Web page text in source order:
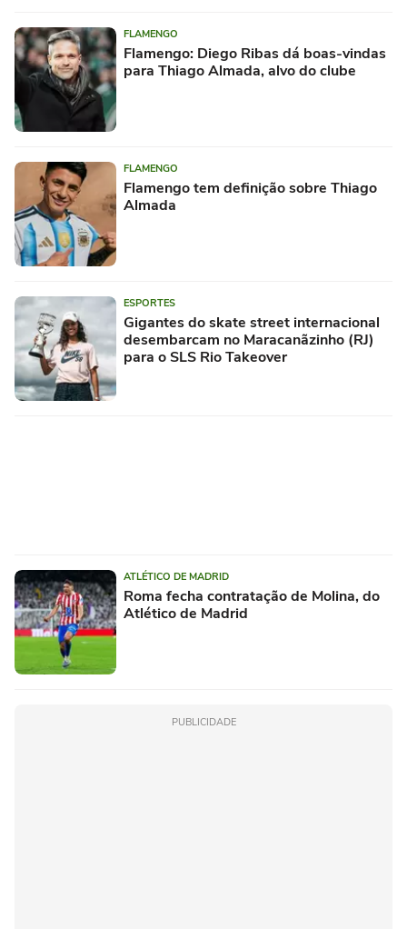
FLAMENGO
Flamengo: Diego Ribas dá boas-vindas
para Thiago Almada, alvo do clube
FLAMENGO
Flamengo tem definição sobre Thiago
Almada
ESPORTES
Gigantes do skate street internacional
desembarcam no Maracanãzinho (RJ)
para o SLS Rio Takeover
ATLÉTICO DE MADRID
Roma fecha contratação de Molina, do
Atlético de Madrid
PUBLICIDADE